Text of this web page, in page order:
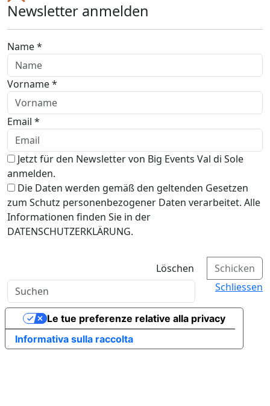
Newsletter anmelden
Name *
Vorname *
Email *
Jetzt für den Newsletter von Big Events Val di Sole
anmelden.
Die Daten werden gemäß den geltenden Gesetzen
zum Schutz personenbezogener Daten verarbeitet. Alle
Informationen finden Sie in der
DATENSCHUTZERKLÄRUNG.
Löschen
Schicken
Schliessen
Informativa sulla raccolta
Le tue preferenze relative alla privacy